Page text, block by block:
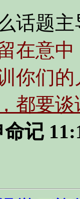
话题
在意
你们
都要谈
命记